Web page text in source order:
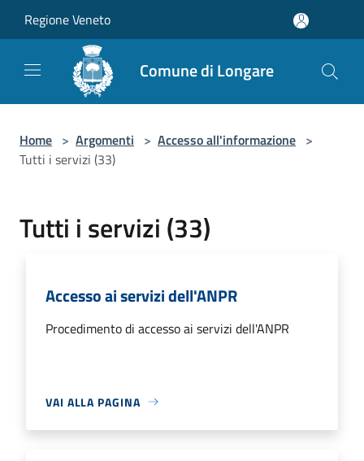
Regione Veneto
Comune di Longare
Home > Argomenti > Accesso all'informazione >
Tutti i servizi (33)
Tutti i servizi (33)
Accesso ai servizi dell'ANPR
Procedimento di accesso ai servizi dell'ANPR
VAI ALLA PAGINA